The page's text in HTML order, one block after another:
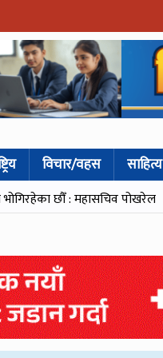
विचार/वहस साहित्य
भोगिरहेका छौँ : महासचिव पोखरेल